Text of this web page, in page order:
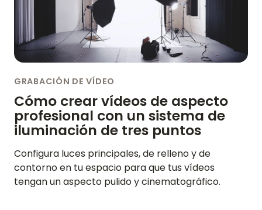
GRABACIÓN DE VÍDEO
Cómo crear vídeos de aspecto
profesional con un sistema de
iluminación de tres puntos
Configura luces principales, de relleno y de
contorno en tu espacio para que tus vídeos
tengan un aspecto pulido y cinematográfico.